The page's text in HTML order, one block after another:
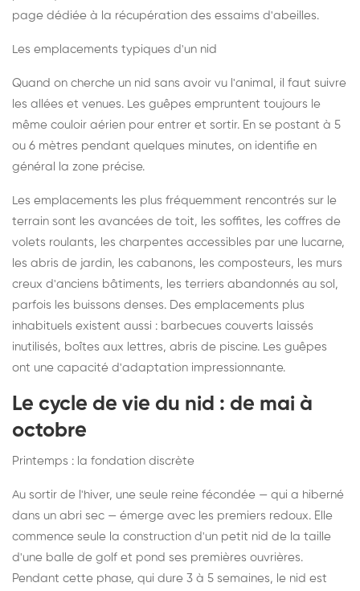
page dédiée à la récupération des essaims d'abeilles.
Les emplacements typiques d'un nid
Quand on cherche un nid sans avoir vu l'animal, il faut suivre
les allées et venues. Les guêpes empruntent toujours le
même couloir aérien pour entrer et sortir. En se postant à 5
ou 6 mètres pendant quelques minutes, on identifie en
général la zone précise.
Les emplacements les plus fréquemment rencontrés sur le
terrain sont les avancées de toit, les soffites, les coffres de
volets roulants, les charpentes accessibles par une lucarne,
les abris de jardin, les cabanons, les composteurs, les murs
creux d'anciens bâtiments, les terriers abandonnés au sol,
parfois les buissons denses. Des emplacements plus
inhabituels existent aussi : barbecues couverts laissés
inutilisés, boîtes aux lettres, abris de piscine. Les guêpes
ont une capacité d'adaptation impressionnante.
Le cycle de vie du nid : de mai à
octobre
Printemps : la fondation discrète
Au sortir de l'hiver, une seule reine fécondée — qui a hiberné
dans un abri sec — émerge avec les premiers redoux. Elle
commence seule la construction d'un petit nid de la taille
d'une balle de golf et pond ses premières ouvrières.
Pendant cette phase, qui dure 3 à 5 semaines, le nid est